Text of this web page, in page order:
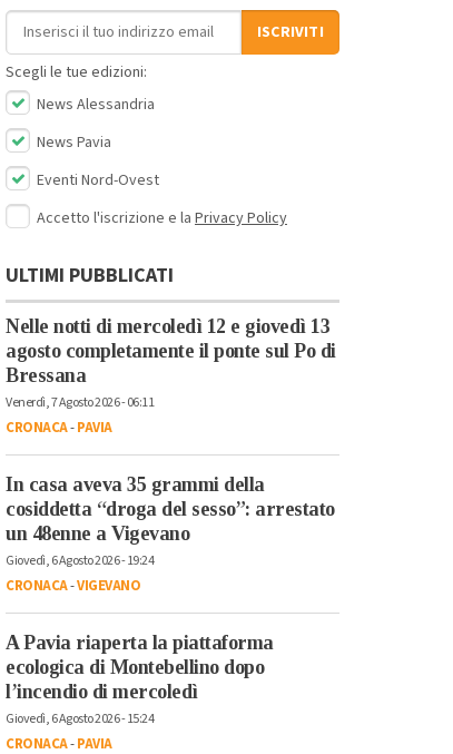
Indirizzo email
ISCRIVITI
Scegli le tue edizioni:
News Alessandria
News Pavia
Eventi Nord-Ovest
Accetto l'iscrizione e la Privacy Policy
ULTIMI PUBBLICATI
Nelle notti di mercoledì 12 e giovedì 13
agosto completamente il ponte sul Po di
Bressana
Venerdì, 7 Agosto 2026 - 06:11
CRONACA-PAVIA
In casa aveva 35 grammi della
cosiddetta “droga del sesso”: arrestato
un 48enne a Vigevano
Giovedì, 6 Agosto 2026 - 19:24
CRONACA-VIGEVANO
A Pavia riaperta la piattaforma
ecologica di Montebellino dopo
l’incendio di mercoledì
Giovedì, 6 Agosto 2026 - 15:24
CRONACA-PAVIA